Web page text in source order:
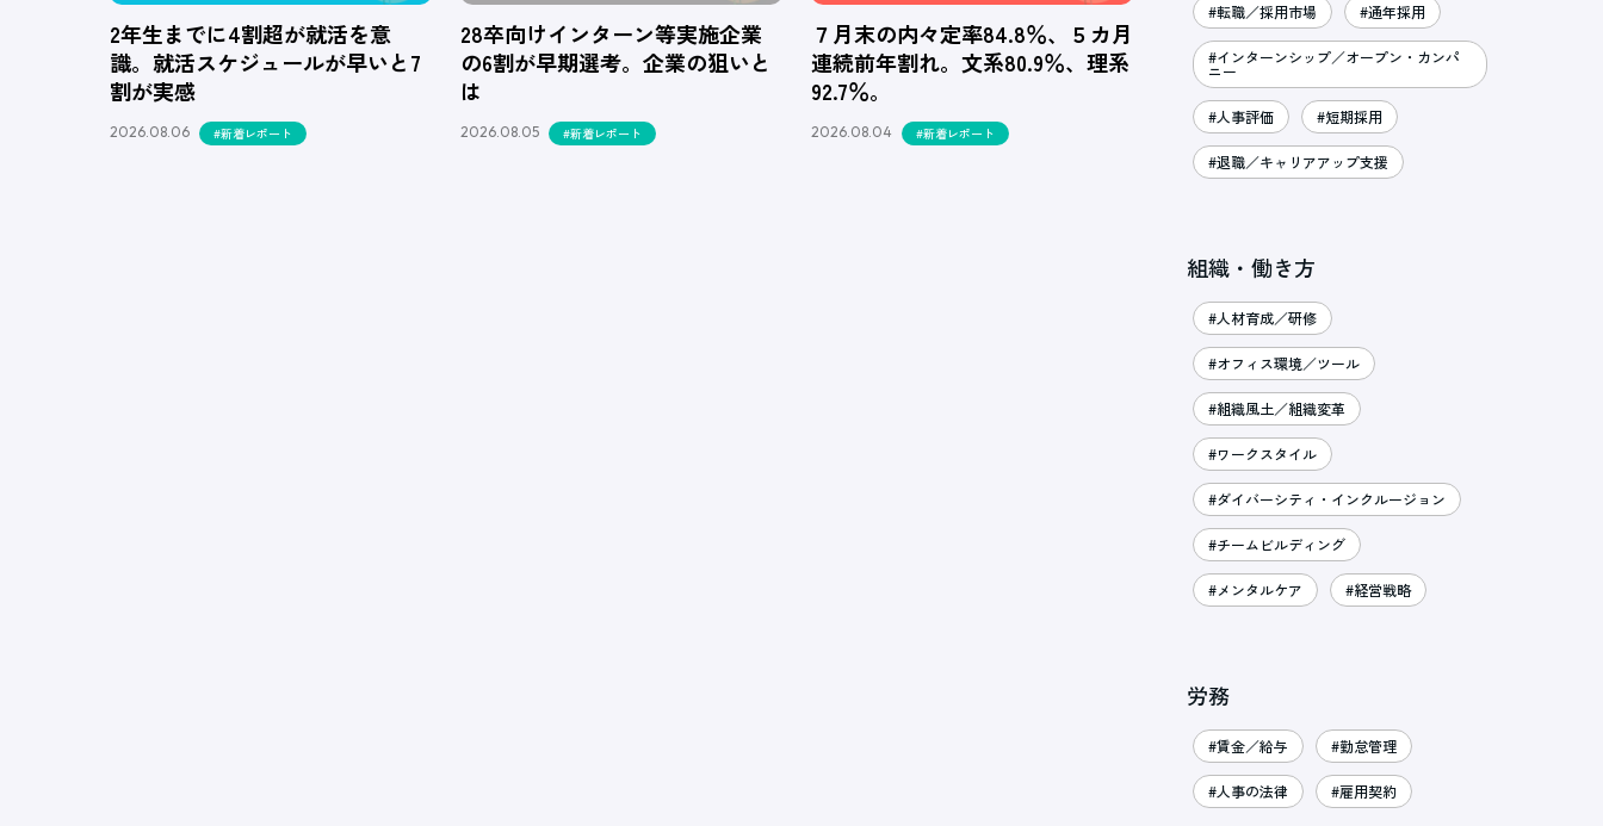
2年生までに4割超が就活を意
識。就活スケジュールが早いと7
割が実感
2026.08.06 #新着レポート
28卒向けインターン等実施企業
の6割が早期選考。企業の狙いと
は
2026.08.05 #新着レポート
７月末の内々定率84.8％、５カ月
連続前年割れ。文系80.9％、理系
92.7％。
2026.08.04 #新着レポート
#転職／採用市場 #通年採用
#インターンシップ／オープン・カンパ
ニー
#人事評価 #短期採用
#退職／キャリアアップ支援
組織・働き方
#人材育成／研修
#オフィス環境／ツール
#組織風土／組織変革
#ワークスタイル
#ダイバーシティ・インクルージョン
#チームビルディング
#メンタルケア #経営戦略
労務
#賃金／給与 #勤怠管理
#人事の法律 #雇用契約